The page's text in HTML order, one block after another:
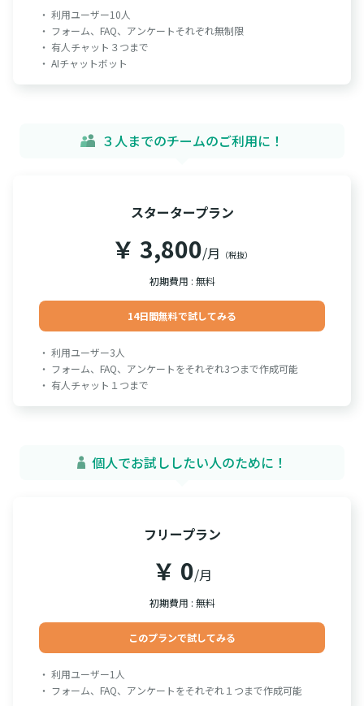
・ 利用ユーザー10人
・ フォーム、FAQ、アンケートそれぞれ無制限
・ 有人チャット３つまで
・ AIチャットボット
３人までのチームのご利用に！
スタータープラン
￥ 3,800/月 （税抜）
初期費用 : 無料
14日間無料で試してみる
・ 利用ユーザー3人
・ フォーム、FAQ、アンケートをそれぞれ3つまで作成可能
・ 有人チャット１つまで
個人でお試ししたい人のために！
フリープラン
￥ 0/月
初期費用 : 無料
このプランで試してみる
・ 利用ユーザー1人
・ フォーム、FAQ、アンケートをそれぞれ１つまで作成可能